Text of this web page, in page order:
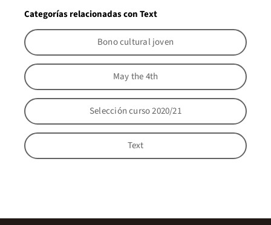
Categorías relacionadas con Text
Bono cultural joven
May the 4th
Selección curso 2020/21
Text